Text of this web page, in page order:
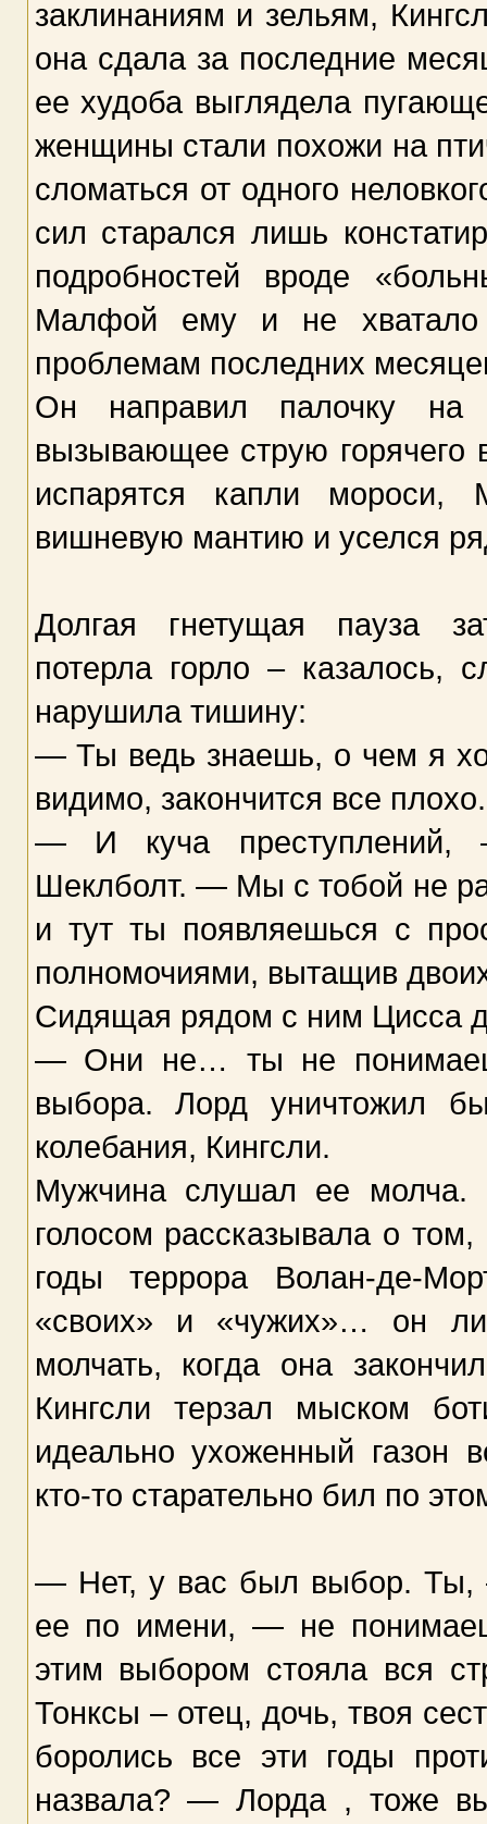
заклинаниям и зельям,
она сдала за последние
ее худоба выглядела
женщины стали похожи на
сломаться от одного
сил старался лишь
подробностей вроде
Малфой ему и не хватало
проблемам последних
Он направил палочку на
вызывающее струю горячего
испарятся капли мороси,
вишневую мантию и уселся
Долгая гнетущая пауза
потерла горло – казалось,
нарушила тишину:
— Ты ведь знаешь, о чем я
видимо, закончится все
— И куча преступлений,
Шеклболт. — Мы с тобой не
и тут ты появляешься с
полномочиями, вытащив
Сидящая рядом с ним Цисса
— Они не… ты не
выбора. Лорд уничтожил
колебания, Кингсли.
Мужчина слушал ее молча.
голосом рассказывала о
годы террора Волан-де-
«своих» и «чужих»… он
молчать, когда она
Кингсли терзал мыском
идеально ухоженный газон
кто-то старательно бил по
— Нет, у вас был выбор. Ты,
ее по имени, — не
этим выбором стояла вся
Тонксы – отец, дочь, твоя
боролись все эти годы
назвала? — Лорда , тоже